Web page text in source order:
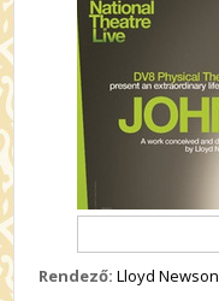
Rendező: Lloyd Newson